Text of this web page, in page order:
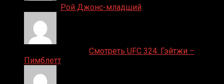
Рой Джонс-младший
Смотреть UFC 324: Гэйтжи –
Пимблетт